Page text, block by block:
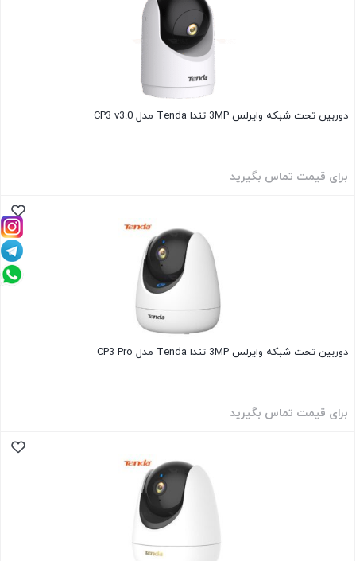
دوربین تحت شبکه وایرلس 3MP تندا Tenda مدل CP3 v3.0
برای قیمت تماس بگیرید
دوربین تحت شبکه وایرلس 3MP تندا Tenda مدل CP3 Pro
برای قیمت تماس بگیرید